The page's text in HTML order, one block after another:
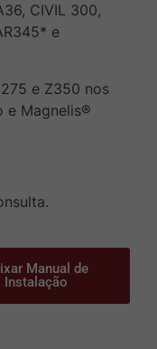
CIVIL 300,
e
e Z350 nos
e Magnelis®
Manual de
Instalação